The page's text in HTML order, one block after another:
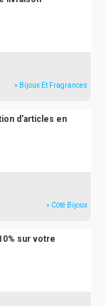
» Bijoux Et Fragrances
d'articles en
» Côté Bijoux
sur votre